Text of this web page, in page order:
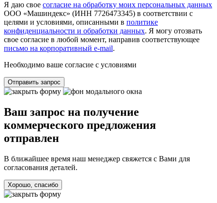
Я даю свое согласие на обработку моих персональных данных
ООО «Машиндекс» (ИНН 7726473345) в соответствии с
целями и условиями, описанными в политике
конфиденциальности и обработки данных. Я могу отозвать
свое согласие в любой момент, направив соответствующее
письмо на корпоративный e-mail.
Необходимо ваше согласие с условиями
Отправить запрос
Ваш запрос на получение
коммерческого предложения
отправлен
В ближайшее время наш менеджер свяжется с Вами для
согласования деталей.
Хорошо, спасибо